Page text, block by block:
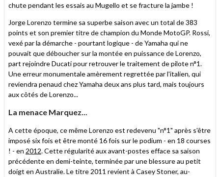
chute pendant les essais au Mugello et se fracture la jambe !
Jorge Lorenzo termine sa superbe saison avec un total de 383
points et son premier titre de champion du Monde MotoGP. Rossi,
vexé par la démarche - pourtant logique - de Yamaha qui ne
pouvait que déboucher sur la montée en puissance de Lorenzo,
part rejoindre Ducati pour retrouver le traitement de pilote n°1.
Une erreur monumentale amèrement regrettée par l'italien, qui
reviendra penaud chez Yamaha deux ans plus tard, mais toujours
aux côtés de Lorenzo...
La menace Marquez...
A cette époque, ce même Lorenzo est redevenu "n°1" après s'être
imposé six fois et être monté 16 fois sur le podium - en 18 courses
! - en 2012. Cette régularité aux avant-postes efface sa saison
précédente en demi-teinte, terminée par une blessure au petit
doigt en Australie. Le titre 2011 revient à Casey Stoner, au-